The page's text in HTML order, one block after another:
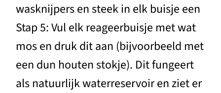
wasknijpers en steek in elk buisje een
Stap 5: Vul elk reageerbuisje met wat
mos en druk dit aan (bijvoorbeeld met
een dun houten stokje). Dit fungeert
als natuurlijk waterreservoir en ziet er